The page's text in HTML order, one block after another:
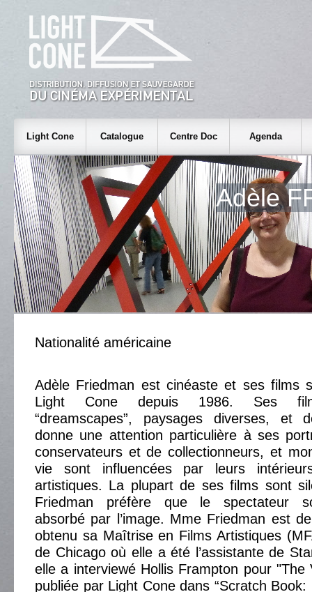
Light Cone Catalogue Centre Doc Agenda
Adèle
Nationalité américaine
Adèle Friedman est cinéaste et ses films
Light Cone depuis 1986. Ses
“dreamscapes”, paysages diverses, et
donne une attention particulière à ses
conservateurs et de collectionneurs, et
vie sont influencées par leurs
artistiques. La plupart de ses films sont
Friedman préfère que le spectateur
absorbé par l’image. Mme Friedman est
obtenu sa Maîtrise en Films Artistiques
de Chicago où elle a été l’assistante de
elle a interviewé Hollis Frampton pour "The
publiée par Light Cone dans “Scratch Book: